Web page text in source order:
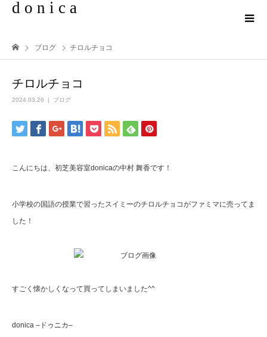
d o n i c a
ブログ チロルチョコ
チロルチョコ
2024.03.26 ブログ
こんにちは、初芝美容室donicaの中村 舞香です！
小学校の国語の授業で習ったスイミーのチロルチョコがファミマに売ってま
した！
すごく懐かしくなって買ってしまいました^^
donica – ドゥニカ–